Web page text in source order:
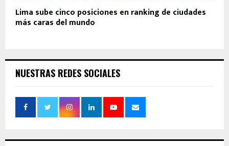
Lima sube cinco posiciones en ranking de ciudades
más caras del mundo
NUESTRAS REDES SOCIALES